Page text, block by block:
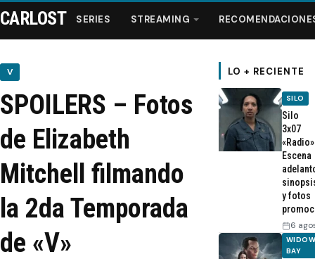
Series
Streaming
Recomendaciones
CARLOST SERIES STREAMING
V
SPOILERS – Fotos
de Elizabeth
Mitchell filmando
la 2da Temporada
de «V»
LO + RECIENTE
SILO
Silo
3x07
Escena
y fotos
6
BAY